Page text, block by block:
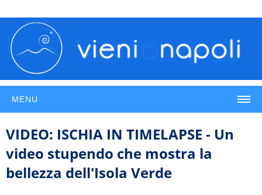
MENU
VIDEO: ISCHIA IN TIMELAPSE - Un
video stupendo che mostra la
bellezza dell'Isola Verde